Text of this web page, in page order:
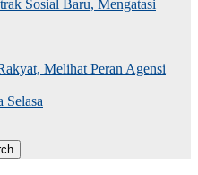
Sosial Baru, Mengatasi
Melihat Peran Agensi
Selasa